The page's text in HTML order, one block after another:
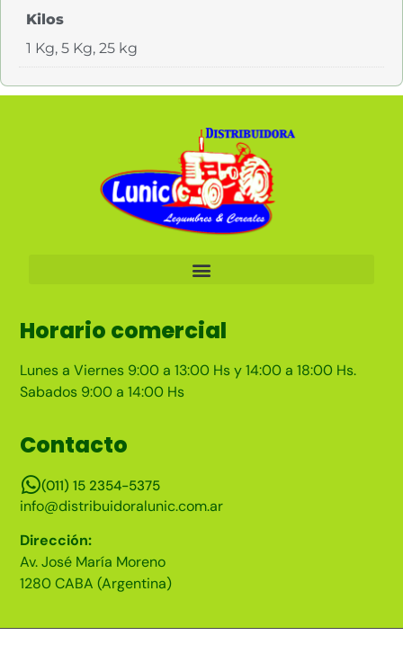
Kilos
1 Kg, 5 Kg, 25 kg
Horario comercial
Lunes a Viernes 9:00 a 13:00 Hs y 14:00 a 18:00 Hs.
Sabados 9:00 a 14:00 Hs
Contacto
(011) 15 2354-5375
info@distribuidoralunic.com.ar
Dirección:
Av. José María Moreno
1280 CABA (Argentina)